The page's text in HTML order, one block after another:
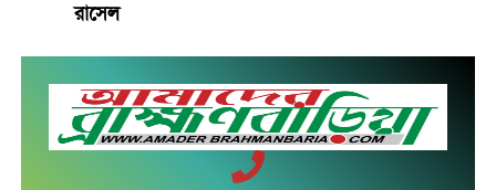
বগুড়ায় বাসচাপায় নিহত ৬
সিলেটে দুই বাসের মুখোমুখি সংঘর্ষে নিহত ৯
সড়ক দুর্ঘটনায় আহত অভিনেত্রী মৌসুমী মৌ
রাসেল